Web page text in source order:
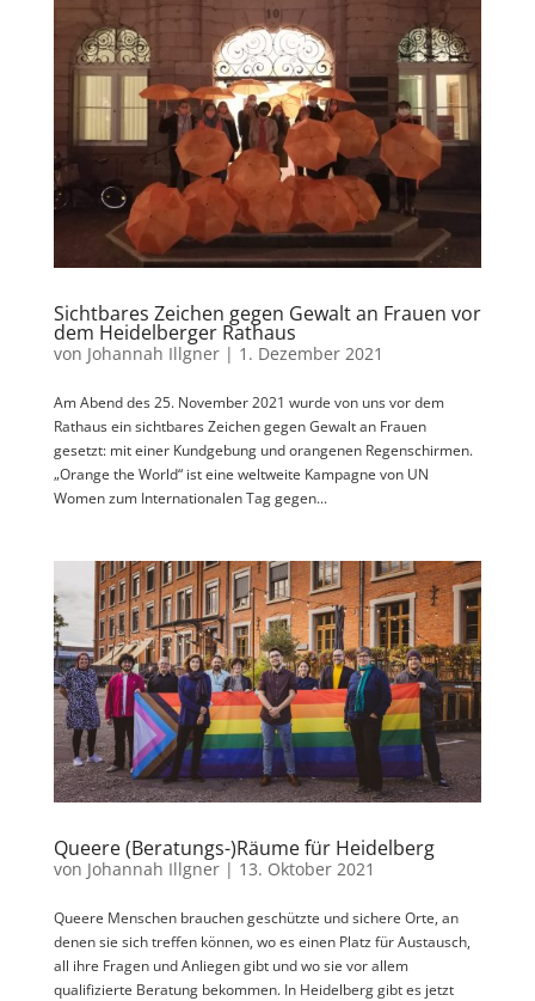
Sichtbares Zeichen gegen Gewalt an Frauen vor
dem Heidelberger Rathaus
von Johannah Illgner| 1. Dezember 2021
Am Abend des 25. November 2021 wurde von uns vor dem
Rathaus ein sichtbares Zeichen gegen Gewalt an Frauen
gesetzt: mit einer Kundgebung und orangenen Regenschirmen.
„Orange the World“ ist eine weltweite Kampagne von UN
Women zum Internationalen Tag gegen...
Queere (Beratungs-)Räume für Heidelberg
von Johannah Illgner| 13. Oktober 2021
Queere Menschen brauchen geschützte und sichere Orte, an
denen sie sich treffen können, wo es einen Platz für Austausch,
all ihre Fragen und Anliegen gibt und wo sie vor allem
qualifizierte Beratung bekommen. In Heidelberg gibt es jetzt